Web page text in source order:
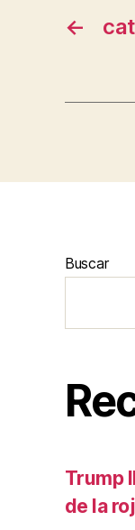
←
Buscar
Trump
de la